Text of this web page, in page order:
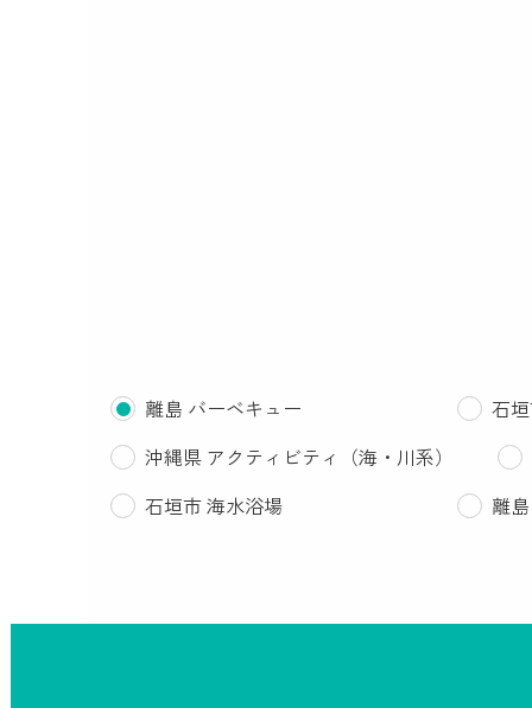
離島 バーベキュー 石
沖縄県 アクティビティ（海・川系）
石垣市 海水浴場
離